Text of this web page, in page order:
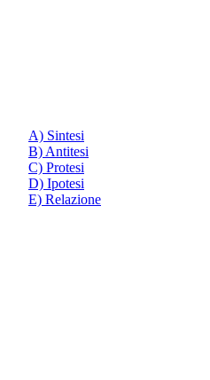
A) Sintesi
B) Antitesi
C) Protesi
D) Ipotesi
E) Relazione